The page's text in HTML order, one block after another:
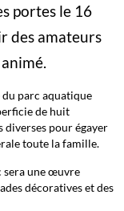
portes le 16
des amateurs
du parc aquatique
de huit
diverses pour égayer
toute la famille.
sera une œuvre
décoratives et des